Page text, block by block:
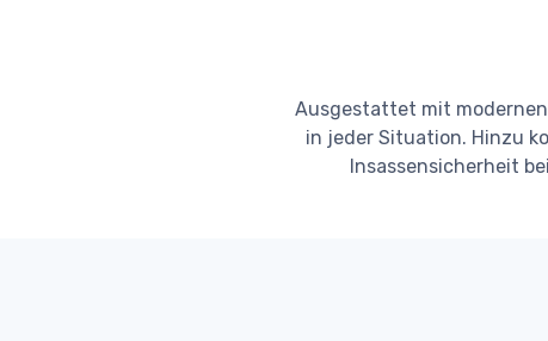
Ausgestattet mit modernen
in jeder Situation. Hinzu
Insassensicherheit